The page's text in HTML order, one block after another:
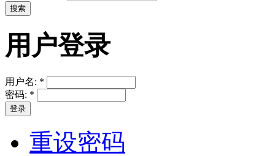
用户登录
用户名: *
密码: *
重设密码